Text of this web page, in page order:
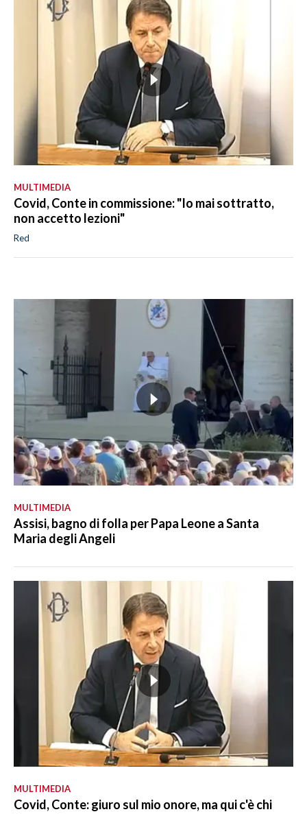
MULTIMEDIA
Covid, Conte in commissione: "Io mai sottratto,
non accetto lezioni"
Red
MULTIMEDIA
Assisi, bagno di folla per Papa Leone a Santa
Maria degli Angeli
MULTIMEDIA
Covid, Conte: giuro sul mio onore, ma qui c'è chi